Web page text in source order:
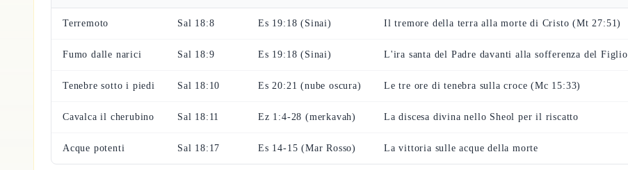
Terremoto Sal 18:8 Es 19:18 (Sinai) Il tremore della terra alla morte di Cristo (Mt 27:51)
Fumo dalle narici Sal 18:9 Es 19:18 (Sinai) L'ira santa del Padre davanti alla sofferenza del Figlio
Tenebre sotto i piedi Sal 18:10 Es 20:21 (nube oscura) Le tre ore di tenebra sulla croce (Mc 15:33)
Cavalca il cherubino Sal 18:11 Ez 1:4-28 (merkavah) La discesa divina nello Sheol per il riscatto
Acque potenti Sal 18:17 Es 14-15 (Mar Rosso) La vittoria sulle acque della morte